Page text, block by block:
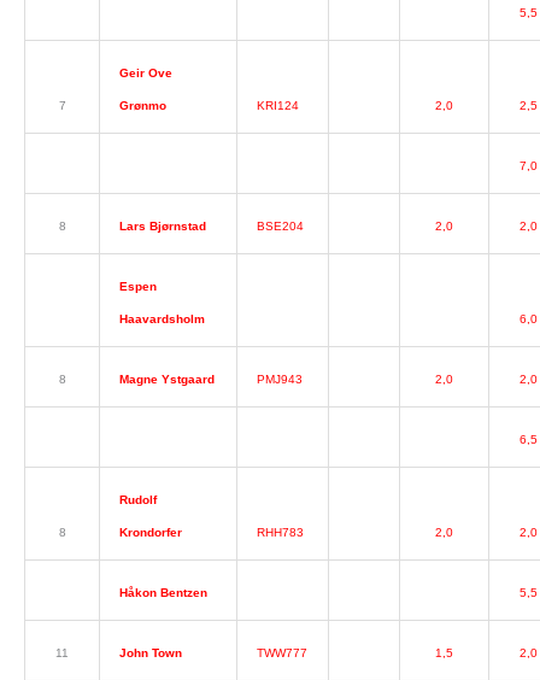
5,5
7
Geir Ove
Grønmo KRI124 2,0 2,5
7,0
8 Lars Bjørnstad BSE204 2,0 2,0
Espen
Haavardsholm 6,0
8 Magne Ystgaard PMJ943 2,0 2,0
6,5
8
Rudolf
Krondorfer RHH783 2,0 2,0
Håkon Bentzen 5,5
11 John Town TWW777 1,5 2,0